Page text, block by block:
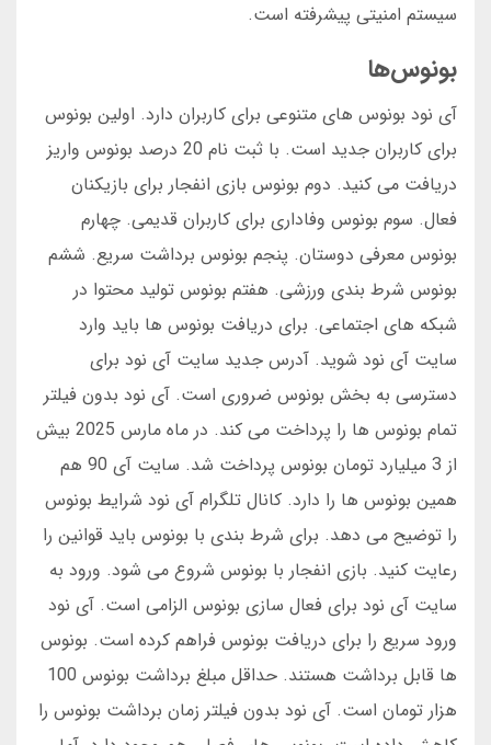
سیستم امنیتی پیشرفته است.
بونوس‌ها
آی نود بونوس های متنوعی برای کاربران دارد. اولین بونوس
برای کاربران جدید است. با ثبت نام 20 درصد بونوس واریز
دریافت می کنید. دوم بونوس بازی انفجار برای بازیکنان
فعال. سوم بونوس وفاداری برای کاربران قدیمی. چهارم
بونوس معرفی دوستان. پنجم بونوس برداشت سریع. ششم
بونوس شرط بندی ورزشی. هفتم بونوس تولید محتوا در
شبکه های اجتماعی. برای دریافت بونوس ها باید وارد
سایت آی نود شوید. آدرس جدید سایت آی نود برای
دسترسی به بخش بونوس ضروری است. آی نود بدون فیلتر
تمام بونوس ها را پرداخت می کند. در ماه مارس 2025 بیش
از 3 میلیارد تومان بونوس پرداخت شد. سایت آی 90 هم
همین بونوس ها را دارد. کانال تلگرام آی نود شرایط بونوس
را توضیح می دهد. برای شرط بندی با بونوس باید قوانین را
رعایت کنید. بازی انفجار با بونوس شروع می شود. ورود به
سایت آی نود برای فعال سازی بونوس الزامی است. آی نود
ورود سریع را برای دریافت بونوس فراهم کرده است. بونوس
ها قابل برداشت هستند. حداقل مبلغ برداشت بونوس 100
هزار تومان است. آی نود بدون فیلتر زمان برداشت بونوس را